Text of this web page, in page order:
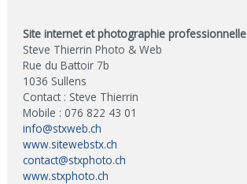
Site internet et photographie professionnelle
Steve Thierrin Photo & Web
Rue du Battoir 7b
1036 Sullens
Contact : Steve Thierrin
Mobile : 076 822 43 01
info@stxweb.ch
www.sitewebstx.ch
contact@stxphoto.ch
www.stxphoto.ch